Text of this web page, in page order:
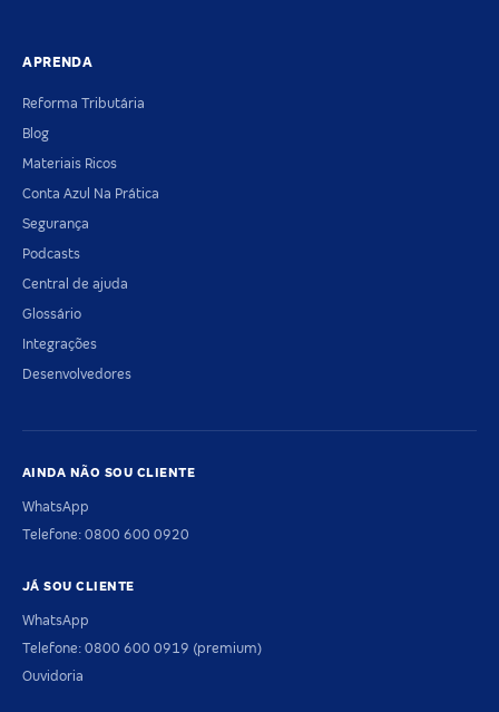
APRENDA
Reforma Tributária
Blog
Materiais Ricos
Conta Azul Na Prática
Segurança
Podcasts
Central de ajuda
Glossário
Integrações
Desenvolvedores
AINDA NÃO SOU CLIENTE
WhatsApp
Telefone: 0800 600 0920
JÁ SOU CLIENTE
WhatsApp
Telefone: 0800 600 0919 (premium)
Ouvidoria